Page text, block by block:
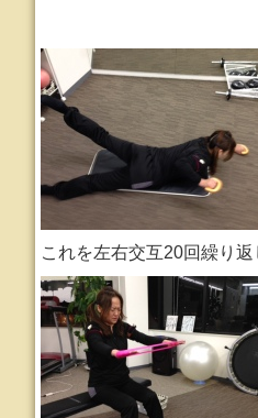
これを左右交互20回繰り返